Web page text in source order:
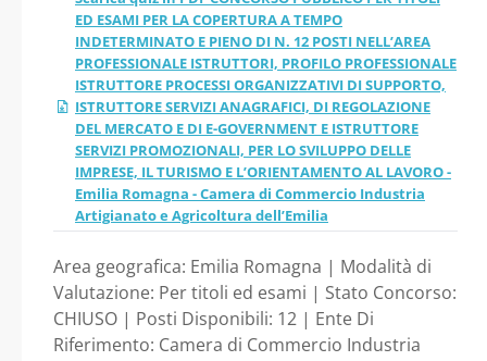
PROFESSIONALE
ISTRUTTORI,
PROFILO
PROFESSIONALE
ISTRUTTORE
PROCESSI
ORGANIZZATIVI DI
SUPPORTO, ISTRUTTORE
SERVIZI ANAGRAFICI, DI
REGOLAZIONE DEL
MERCATO E DI E-
GOVERNMENT E
ISTRUTTORE SERVIZI
PROMOZIONALI, PER LO
ED ESAMI PER LA COPERTURA A TEMPO
INDETERMINATO E PIENO DI N. 12 POSTI NELL’AREA
PROFESSIONALE ISTRUTTORI, PROFILO PROFESSIONALE
ISTRUTTORE PROCESSI ORGANIZZATIVI DI SUPPORTO,
ISTRUTTORE SERVIZI ANAGRAFICI, DI REGOLAZIONE
DEL MERCATO E DI E-GOVERNMENT E ISTRUTTORE
SERVIZI PROMOZIONALI, PER LO SVILUPPO DELLE
IMPRESE, IL TURISMO E L’ORIENTAMENTO AL LAVORO -
Emilia Romagna - Camera di Commercio Industria
Artigianato e Agricoltura dell’Emilia
Area geografica: Emilia Romagna | Modalità di
Valutazione: Per titoli ed esami | Stato Concorso:
CHIUSO | Posti Disponibili: 12 | Ente Di
Riferimento: Camera di Commercio Industria